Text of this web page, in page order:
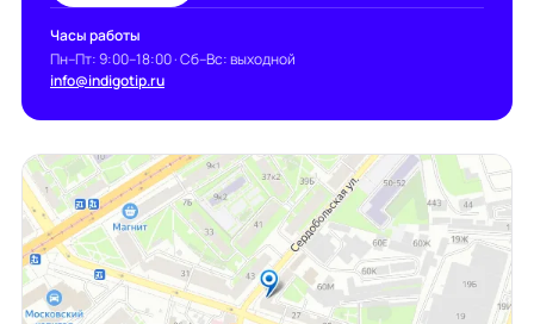
Часы работы
Пн–Пт: 9:00–18:00 · Сб–Вс: выходной
info@indigotip.ru